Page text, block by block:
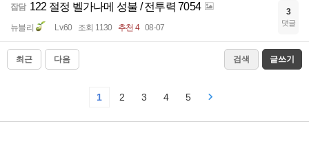
잡담 122 절정 벨가나메 성불 / 전투력 7054
뉴블리 Lv.60 조회 1130 추천 4 08-07
3
댓글
최근 다음 검색 글쓰기
1 2 3 4 5